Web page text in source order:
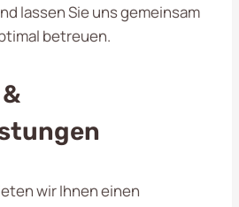
lassen Sie uns gemeinsam
betreuen.
wir Ihnen einen